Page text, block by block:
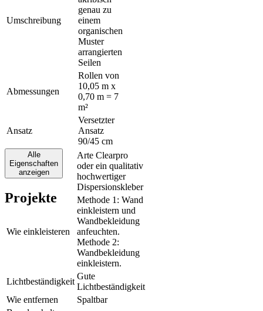
Umschreibung
genau zu
einem
organischen
Muster
arrangierten
Seilen
Abmessungen
Rollen von
10,05 m x
0,70 m = 7
m²
Ansatz
Versetzter
Ansatz
90/45 cm
Klebstoff
Arte Clearpro
oder ein qualitativ
hochwertiger
Dispersionskleber
Wie einkleisteren
Methode 1: Wand
einkleistern und
Wandbekleidung
anfeuchten.
Methode 2:
Wandbekleidung
einkleistern.
Lichtbeständigkeit
Gute
Lichtbeständigkeit
Wie entfernen
Spaltbar
Alle
Eigenschaften
anzeigen
Projekte